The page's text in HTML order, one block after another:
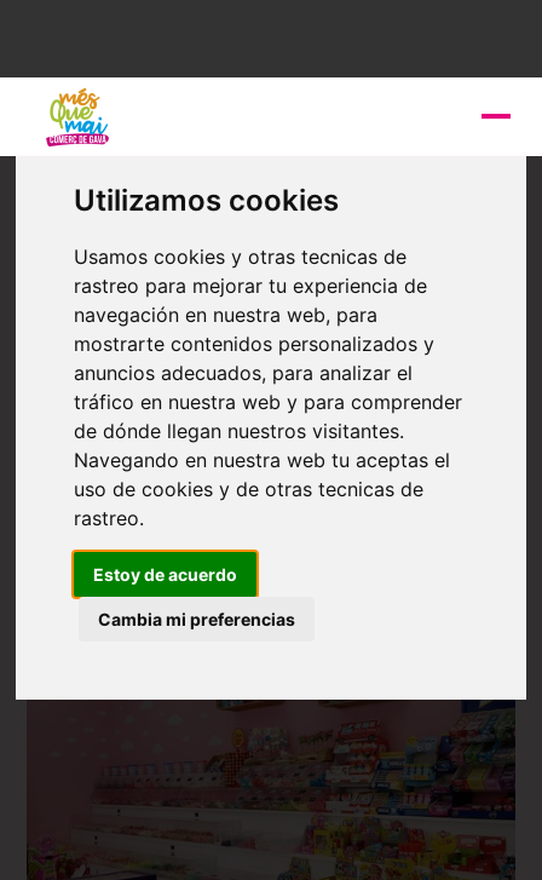
Utilizamos cookies
Usamos cookies y otras tecnicas de
rastreo para mejorar tu experiencia de
navegación en nuestra web, para
mostrarte contenidos personalizados y
anuncios adecuados, para analizar el
tráfico en nuestra web y para comprender
de dónde llegan nuestros visitantes.
Navegando en nuestra web tu aceptas el
uso de cookies y de otras tecnicas de
rastreo.
Estoy de acuerdo
Cambia mi preferencias
Alimentació
Dulces momentos
Dulces momentos es un tienda de chucherías y
detalles que abrimos con mucha ilusión para que todos
los vecinos y vecinas de Gavà y alrededores tengan
una tienda de "toda la vida" donde poder ir a comprar
sus chuches, caramelos, pasteles, detalles , etc y
poder disfrutar de los sabores de siempre.